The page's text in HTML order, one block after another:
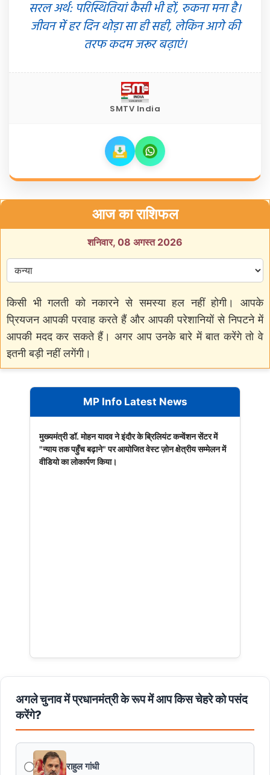
सरल अर्थ: परिस्थितियां कैसी भी हों, रुकना मना है।
जीवन में हर दिन थोड़ा सा ही सही, लेकिन आगे की
तरफ कदम जरूर बढ़ाएं।
SMTV India
आज का राशिफल
शनिवार, 08 अगस्त 2026
किसी भी गलती को नकारने से समस्या हल नहीं होगी। आपके
प्रियजन आपकी परवाह करते हैं और आपकी परेशानियों से निपटने में
आपकी मदद कर सकते हैं। अगर आप उनके बारे में बात करेंगे तो वे
इतनी बड़ी नहीं लगेंगी।
MP Info Latest News
मुख्यमंत्री डॉ. मोहन यादव ने इंदौर के ब्रिलियंट कन्वेंशन सेंटर में
"न्याय तक पहुँच बढ़ाने" पर आयोजित वेस्ट ज़ोन क्षेत्रीय सम्मेलन में
वीडियो का लोकार्पण किया।
अगले चुनाव में प्रधानमंत्री के रूप में आप किस चेहरे को पसंद
करेंगे?
राहुल गांधी